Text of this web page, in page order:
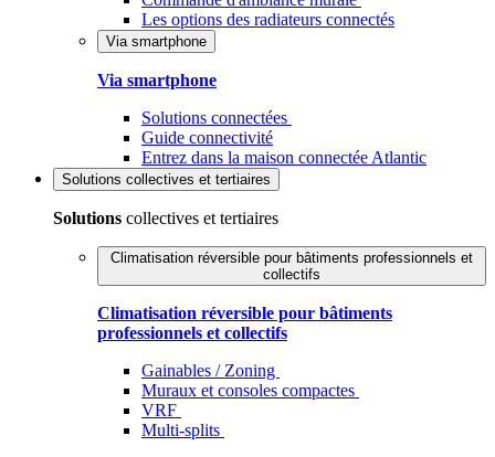
Les options des radiateurs connectés
Via smartphone
Via smartphone
Solutions connectées
Guide connectivité
Entrez dans la maison connectée Atlantic
Solutions collectives et tertiaires
Solutions collectives et tertiaires
Climatisation réversible pour bâtiments professionnels et
collectifs
Climatisation réversible pour bâtiments
professionnels et collectifs
Gainables / Zoning
Muraux et consoles compactes
VRF
Multi-splits